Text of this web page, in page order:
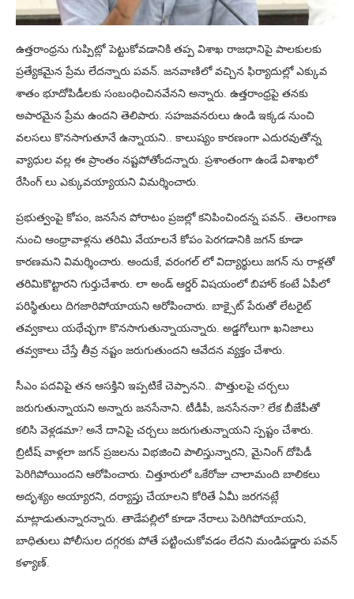
ఉత్తరాంధ్రను గుప్పిట్లో పెట్టుకోవడానికి తప్ప విశాఖ రాజధానిపై పాలకులకు
ప్రత్యేకమైన ప్రేమ లేదన్నారు పవన్. జనవాణిలో వచ్చిన ఫిర్యాదుల్లో ఎక్కువ
శాతం భూదోపిడీలకు సంబంధించినవేనని అన్నారు. ఉత్తరాంధ్రపై తనకు
అపారమైన ప్రేమ ఉందని తెలిపారు. సహజవనరులు ఉండి ఇక్కడ నుంచి
వలసలు కొనసాగుతూనే ఉన్నాయని.. కాలుష్యం కారణంగా ఎదురవుతోన్న
వ్యాధుల వల్ల ఈ ప్రాంతం నష్టపోతోందన్నారు. ప్రశాంతంగా ఉండే విశాఖలో
రేసింగ్ లు ఎక్కువయ్యాయని విమర్శించారు.
ప్రభుత్వంపై కోపం, జనసేన పోరాటం ప్రజల్లో కనిపించిందన్న పవన్.. తెలంగాణ
నుంచి ఆంధ్రావాళ్లను తరిమి వేయాలనే కోపం పెరగడానికి జగన్ కూడా
కారణమని విమర్శించారు. అందుకే, వరంగల్ లో విద్యార్థులు జగన్‌ ను రాళ్లతో
తరిమికొట్టారని గుర్తుచేశారు. లా అండ్ ఆర్డర్‌ విషయంలో బిహార్ కంటే ఏపీలో
పరిస్థితులు దిగజారిపోయాయని ఆరోపించారు. బాక్సైట్ పేరుతో లేటరైట్
తవ్వకాలు యథేచ్ఛగా కొనసాగుతున్నాయన్నారు. అడ్డగోలుగా ఖనిజాలు
తవ్వకాలు చేస్తే తీవ్ర నష్టం జరుగుతుందని ఆవేదన వ్యక్తం చేశారు.
సీఎం పదవిపై తన ఆసక్తిని ఇప్పటికే చెప్పానని.. పొత్తులపై చర్చలు
జరుగుతున్నాయని అన్నారు జనసేనాని. టీడీపీ, జనసేననా? లేక బీజేపీతో
కలిసి వెళ్లడమా? అనే దానిపై చర్చలు జరుగుతున్నాయని స్పష్టం చేశారు.
బ్రిటీష్ వాళ్లలా జగన్ ప్రజలను విభజించి పాలిస్తున్నారని, మైనింగ్ దోపిడీ
పెరిగిపోయిందని ఆరోపించారు. చిత్తూరులో ఒకేరోజు చాలామంది బాలికలు
అదృశ్యం అయ్యారని, దర్యాప్తు చేయాలని కోరితే ఏమీ జరగనట్లే
మాట్లాడుతున్నారన్నారు. తాడేపల్లిలో కూడా నేరాలు పెరిగిపోయాయని,
బాధితులు పోలీసుల దగ్గరకు పోతే పట్టించుకోవడం లేదని మండిపడ్డారు పవన్
కళ్యాణ్.